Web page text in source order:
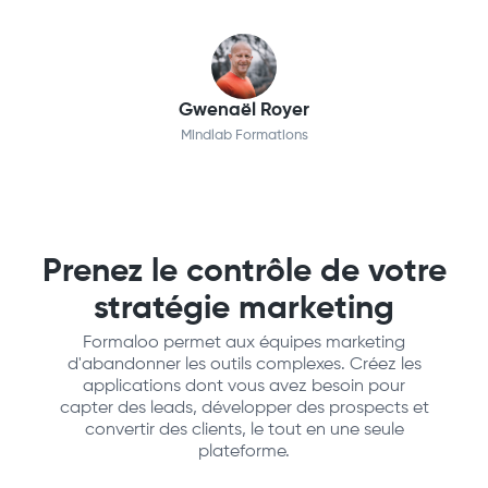
Gwenaël Royer
Mindlab Formations
Prenez le contrôle de votre
stratégie marketing
Formaloo permet aux équipes marketing
d'abandonner les outils complexes. Créez les
applications dont vous avez besoin pour
capter des leads, développer des prospects et
convertir des clients, le tout en une seule
plateforme.